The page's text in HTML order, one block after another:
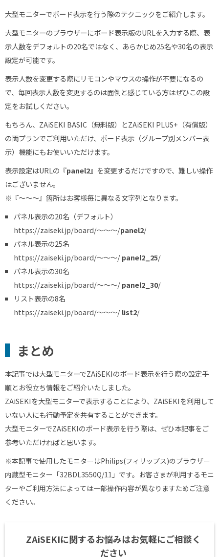
大型モニターでボード表示を行う際のテクニックをご紹介します。
大型モニターのブラウザーにボード表示版のURLを入力する際、表
示人数をデフォルトの20名ではなく、あらかじめ25名や30名の表示
設定が可能です。
表示人数を変更する際にリモコンやマウスの操作が不要になるの
で、毎回表示人数を変更するのは面倒と感じている方はぜひこの設
定をお試しください。
もちろん、ZAiSEKI BASIC （無料版）とZAiSEKI PLUS+（有償版）
の両プランでご利用いただけ、ボード表示（グループ別メンバー表
示）機能にもお使いいただけます。
表示設定はURLの『panel2』を変更するだけですので、難しい操作
はございません。
※『～～～』箇所はお客様毎に異なる文字列となります。
パネル表示の20名（デフォルト）
https://zaiseki.jp/board/～～～/panel2/
パネル表示の25名
https://zaiseki.jp/board/～～～/panel2_25/
パネル表示の30名
https://zaiseki.jp/board/～～～/panel2_30/
リスト表示の8名
https://zaiseki.jp/board/～～～/list2/
まとめ
本記事では大型モニターでZAiSEKIのボード表示を行う際の設定手
順とお役立ち情報をご紹介いたしました。
ZAiSEKIを大型モニターで表示することにより、ZAiSEKIを利用して
いない人にも行動予定を共有することができます。
大型モニターでZAiSEKIのボード表示を行う際は、ぜひ本記事をご
参考いただければと思います。
※本記事で使用したモニターはPhilips(フィリップス)のブラウザー
内蔵型モニター「32BDL3550Q/11」です。お客さまが利用するモニ
ターやご利用方法によっては一部操作内容が異なりますためご注意
ください。
ZAiSEKIに関するお悩みはお気軽にご相談く
ださい